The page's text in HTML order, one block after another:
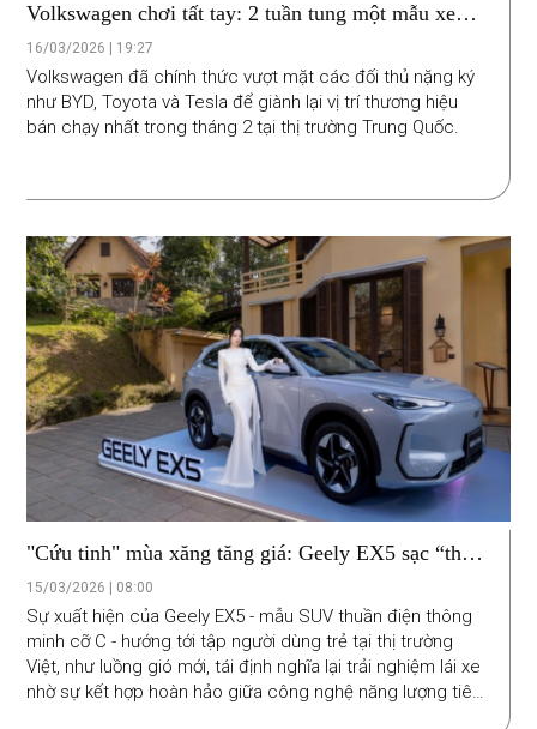
Volkswagen chơi tất tay: 2 tuần tung một mẫu xe
điện mới để "dằn mặt" BYD
16/03/2026 | 19:27
Volkswagen đã chính thức vượt mặt các đối thủ nặng ký
như BYD, Toyota và Tesla để giành lại vị trí thương hiệu
bán chạy nhất trong tháng 2 tại thị trường Trung Quốc.
"Cứu tinh" mùa xăng tăng giá: Geely EX5 sạc “thần
tốc”, đi cả trăm km
15/03/2026 | 08:00
Sự xuất hiện của Geely EX5 - mẫu SUV thuần điện thông
minh cỡ C - hướng tới tập người dùng trẻ tại thị trường
Việt, như luồng gió mới, tái định nghĩa lại trải nghiệm lái xe
nhờ sự kết hợp hoàn hảo giữa công nghệ năng lượng tiên